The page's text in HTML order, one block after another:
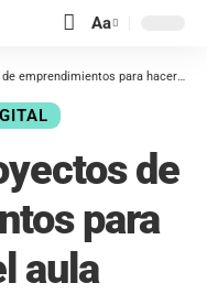
Aa
para hacer en el aula
de
para
aula